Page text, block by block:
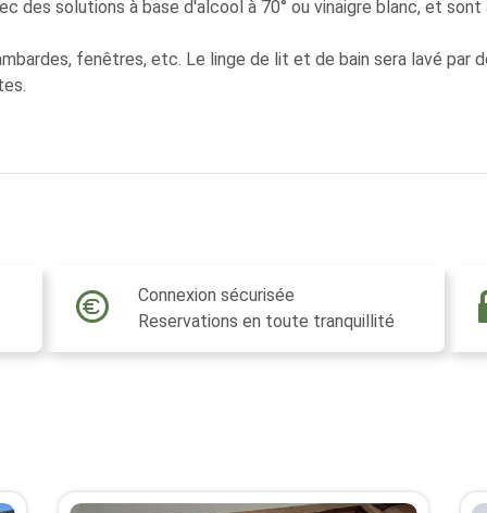
solutions à base d'alcool à 70° ou vinaigre blanc, et sont
fenêtres, etc. Le linge de lit et de bain sera lavé par
Connexion sécurisée
Reservations en toute tranquillité